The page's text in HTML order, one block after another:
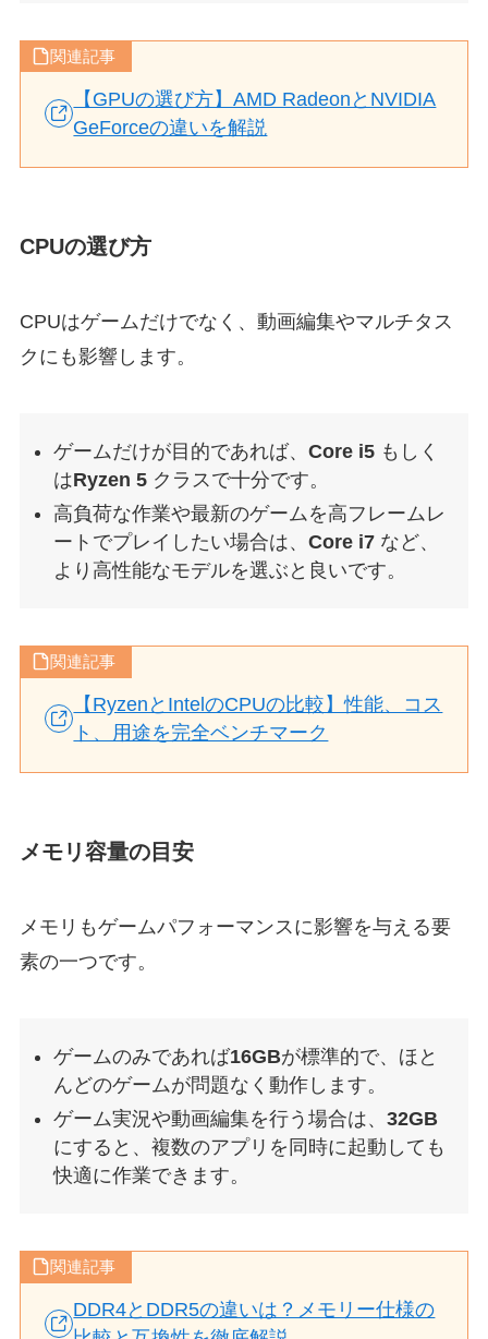
関連記事
【GPUの選び方】AMD RadeonとNVIDIA
GeForceの違いを解説
CPUの選び方
CPUはゲームだけでなく、動画編集やマルチタス
クにも影響します。
ゲームだけが目的であれば、Core i5 もしく
はRyzen 5 クラスで十分です。
高負荷な作業や最新のゲームを高フレームレ
ートでプレイしたい場合は、Core i7 など、
より高性能なモデルを選ぶと良いです。
関連記事
【RyzenとIntelのCPUの比較】性能、コス
ト、用途を完全ベンチマーク
メモリ容量の目安
メモリもゲームパフォーマンスに影響を与える要
素の一つです。
ゲームのみであれば16GBが標準的で、ほと
んどのゲームが問題なく動作します。
ゲーム実況や動画編集を行う場合は、32GB
にすると、複数のアプリを同時に起動しても
快適に作業できます。
関連記事
DDR4とDDR5の違いは？メモリー仕様の